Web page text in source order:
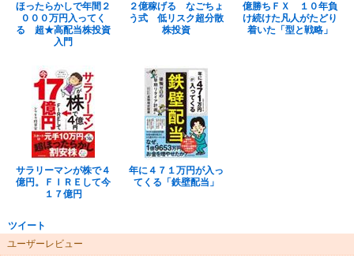
ほったらかしで年間２
０００万円入ってく
る 超★高配当株投資
入門
２億稼げる なごちょ
う式 低リスク超分散
株投資
億勝ちＦＸ １０年負
け続けた凡人がたどり
着いた「型と戦略」
サラリーマンが株で４
億円。ＦＩＲＥして今
１７億円
年に４７１万円が入っ
てくる「鉄壁配当」
ツイート
ユーザーレビュー